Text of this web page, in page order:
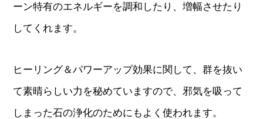
ーン特有のエネルギーを調和したり、増幅させたり
してくれます。
ヒーリング＆パワーアップ効果に関して、群を抜い
て素晴らしい力を秘めていますので、邪気を吸って
しまった石の浄化のためにもよく使われます。